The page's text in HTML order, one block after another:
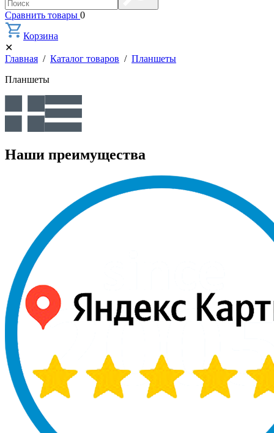
Сравнить товары 0
Корзина
✕
Главная / Каталог товаров / Планшеты
Планшеты
Наши преимущества